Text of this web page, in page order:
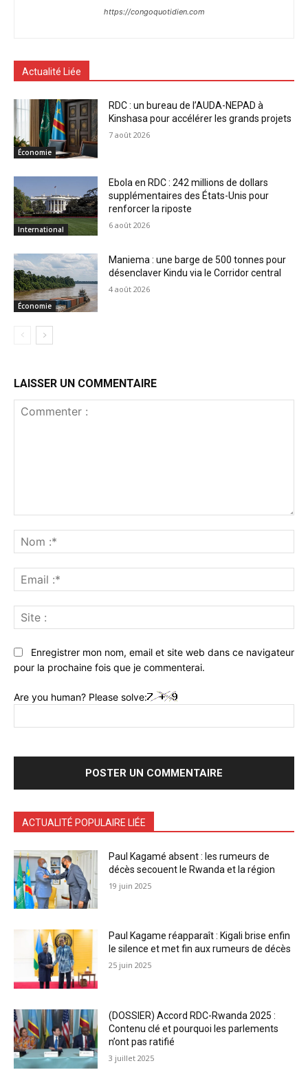
https://congoquotidien.com
Actualité Liée
Économie
RDC : un bureau de l’AUDA-NEPAD à
Kinshasa pour accélérer les grands projets
7 août 2026
International
Ebola en RDC : 242 millions de dollars
supplémentaires des États-Unis pour
renforcer la riposte
6 août 2026
Économie
Maniema : une barge de 500 tonnes pour
désenclaver Kindu via le Corridor central
4 août 2026
LAISSER UN COMMENTAIRE
:*
:*
:
Enregistrer mon nom, email et site web dans ce navigateur
pour la prochaine fois que je commenterai.
Are you human? Please solve:
ACTUALITÉ POPULAIRE LIÉE
Paul Kagamé absent : les rumeurs de
décès secouent le Rwanda et la région
19 juin 2025
Paul Kagame réapparaît : Kigali brise enfin
le silence et met fin aux rumeurs de décès
25 juin 2025
(DOSSIER) Accord RDC-Rwanda 2025 :
Contenu clé et pourquoi les parlements
n’ont pas ratifié
3 juillet 2025